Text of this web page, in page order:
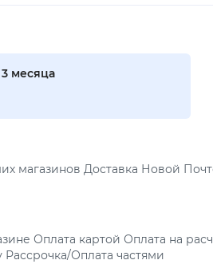
месяца
магазинов Доставка Новой
Оплата картой Оплата на
Рассрочка/Оплата частями